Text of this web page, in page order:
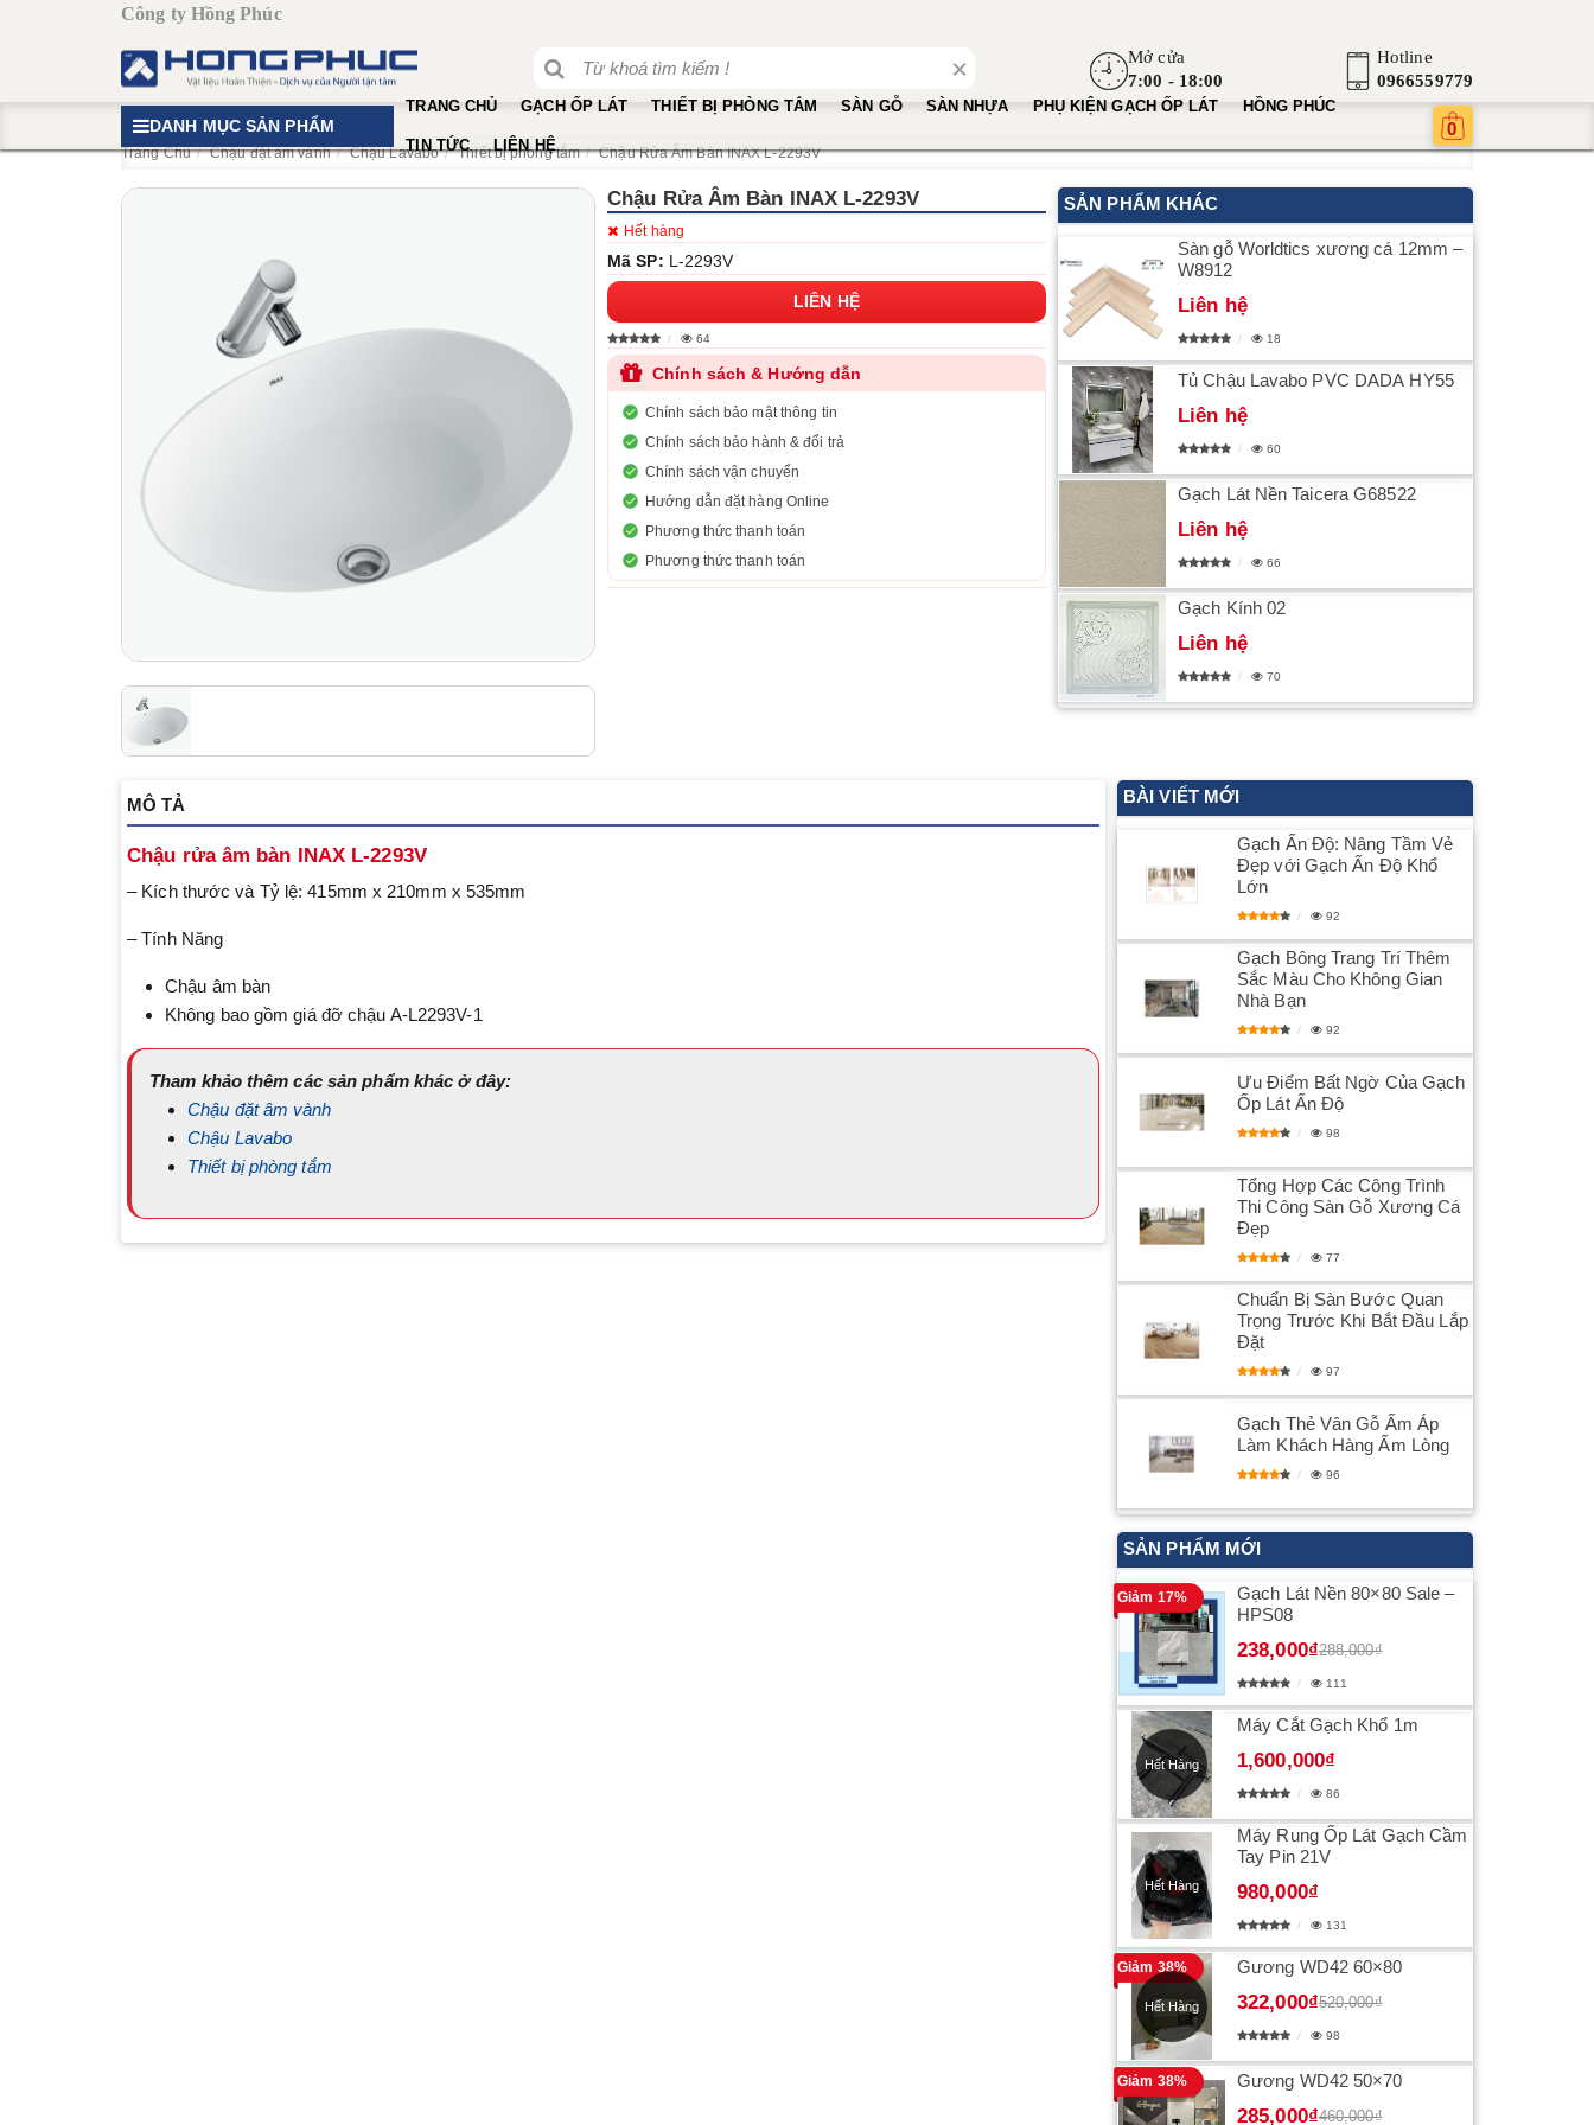
Công ty Hồng Phúc
×
Mở cửa
7:00 - 18:00
Hotline
0966559779
DANH MỤC SẢN PHẨM
TRANG CHỦ GẠCH ỐP LÁT THIẾT BỊ PHÒNG TẮM SÀN GỖ SÀN NHỰA PHỤ KIỆN GẠCH ỐP LÁT HỒNG PHÚC
TIN TỨC LIÊN HỆ
0
Trang Chủ Chậu đặt âm vành Chậu Lavabo Thiết bị phòng tắm Chậu Rửa Âm Bàn INAX L-2293V
Chậu Rửa Âm Bàn INAX L-2293V
Hết hàng
Mã SP: L-2293V
LIÊN HỆ
64
Chính sách & Hướng dẫn
Chính sách bảo mật thông tin
Chính sách bảo hành & đổi trả
Chính sách vận chuyển
Hướng dẫn đặt hàng Online
Phương thức thanh toán
Phương thức thanh toán
SẢN PHẨM KHÁC
Sàn gỗ Worldtics xương cá 12mm –
W8912
Liên hệ
18
Tủ Chậu Lavabo PVC DADA HY55
Liên hệ
60
Gạch Lát Nền Taicera G68522
Liên hệ
66
Gạch Kính 02
Liên hệ
70
MÔ TẢ
Chậu rửa âm bàn INAX L-2293V
– Kích thước và Tỷ lệ: 415mm x 210mm x 535mm
– Tính Năng
Chậu âm bàn
Không bao gồm giá đỡ chậu A-L2293V-1
Tham khảo thêm các sản phẩm khác ở đây:
Chậu đặt âm vành
Chậu Lavabo
Thiết bị phòng tắm
BÀI VIẾT MỚI
Gạch Ấn Độ: Nâng Tầm Vẻ
Đẹp với Gạch Ấn Độ Khổ
Lớn
92
Gạch Bông Trang Trí Thêm
Sắc Màu Cho Không Gian
Nhà Bạn
92
Ưu Điểm Bất Ngờ Của Gạch
Ốp Lát Ấn Độ
98
Tổng Hợp Các Công Trình
Thi Công Sàn Gỗ Xương Cá
Đẹp
77
Chuẩn Bị Sàn Bước Quan
Trọng Trước Khi Bắt Đầu Lắp
Đặt
97
Gạch Thẻ Vân Gỗ Ấm Áp
Làm Khách Hàng Ấm Lòng
96
SẢN PHẨM MỚI
Gạch Lát Nền 80×80 Sale –
HPS08
238,000₫288,000₫
Giảm 17%
111
Máy Cắt Gạch Khổ 1m
1,600,000₫
Hết Hàng
86
Máy Rung Ốp Lát Gạch Cầm
Tay Pin 21V
980,000₫
Hết Hàng
131
Gương WD42 60×80
322,000₫520,000₫
Giảm 38%
Hết Hàng
98
Gương WD42 50×70
285,000₫460,000₫
Giảm 38%